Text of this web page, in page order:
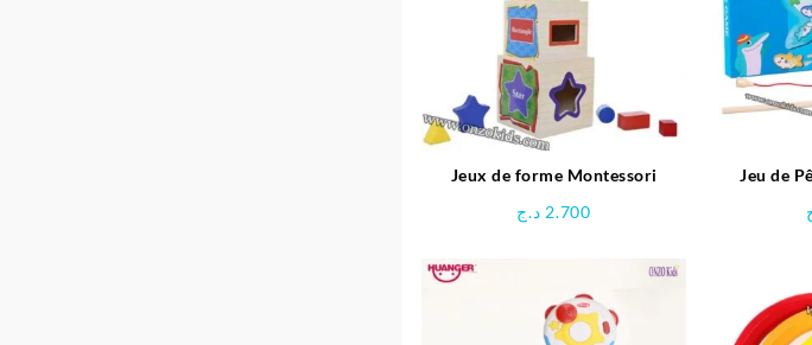
Jeux de forme Montessori
2.700 د.ج
Jeu de